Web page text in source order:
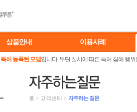
상품안내 이용사례
특허 등록된 모델입니다. 무단 실시에 따른 특허 침해 행
홈 > 고객센터 > 자주하는 질문